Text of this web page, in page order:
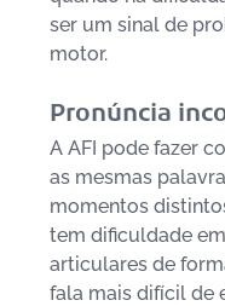
ser um sinal de
motor.
Pronúncia
A AFI pode fazer
as mesmas
momentos
tem dificuldade
articulares de
fala mais difícil de